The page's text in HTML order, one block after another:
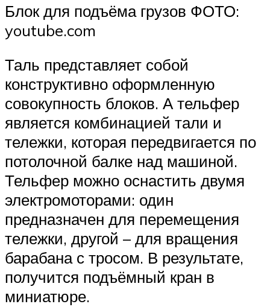
Блок для подъёма грузов ФОТО:
youtube.com
Таль представляет собой
конструктивно оформленную
совокупность блоков. А тельфер
является комбинацией тали и
тележки, которая передвигается по
потолочной балке над машиной.
Тельфер можно оснастить двумя
электромоторами: один
предназначен для перемещения
тележки, другой – для вращения
барабана с тросом. В результате,
получится подъёмный кран в
миниатюре.